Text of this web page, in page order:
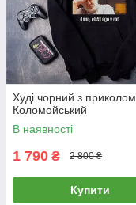
Худі чорний з приколом
Коломойський
В наявності
1 790 ₴ 2 800 ₴
Купити